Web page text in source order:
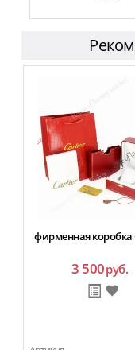
фирменная коробка
3 500руб.